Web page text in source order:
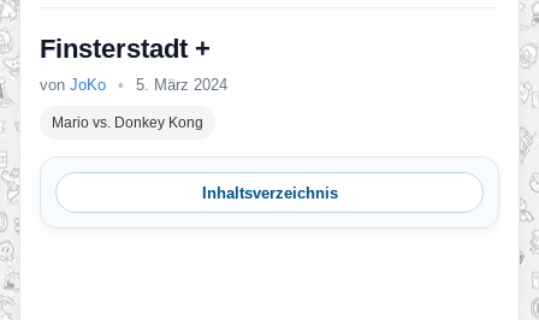
Finsterstadt +
von JoKo • 5. März 2024
Mario vs. Donkey Kong
Inhaltsverzeichnis